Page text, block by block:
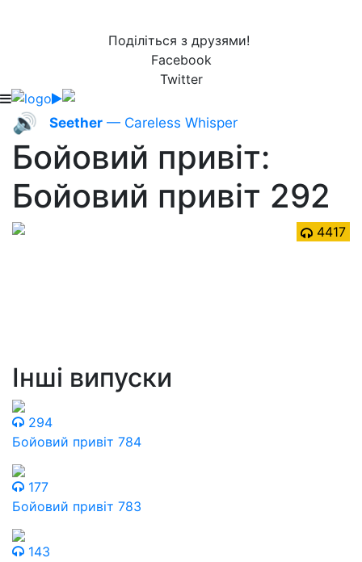
Поділіться з друзями!
Facebook
Twitter
🔊 Seether — Careless Whisper
Бойовий привіт:
Бойовий привіт 292
4417
Інші випуски
294
Бойовий привіт 784
177
Бойовий привіт 783
143